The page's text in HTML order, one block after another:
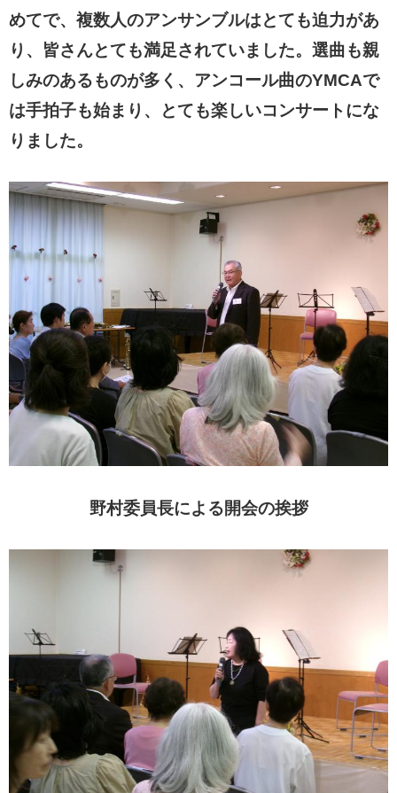
めてで、複数人のアンサンブルはとても迫力があ
り、皆さんとても満足されていました。選曲も親
しみのあるものが多く、アンコール曲のYMCAで
は手拍子も始まり、とても楽しいコンサートにな
りました。
野村委員長による開会の挨拶